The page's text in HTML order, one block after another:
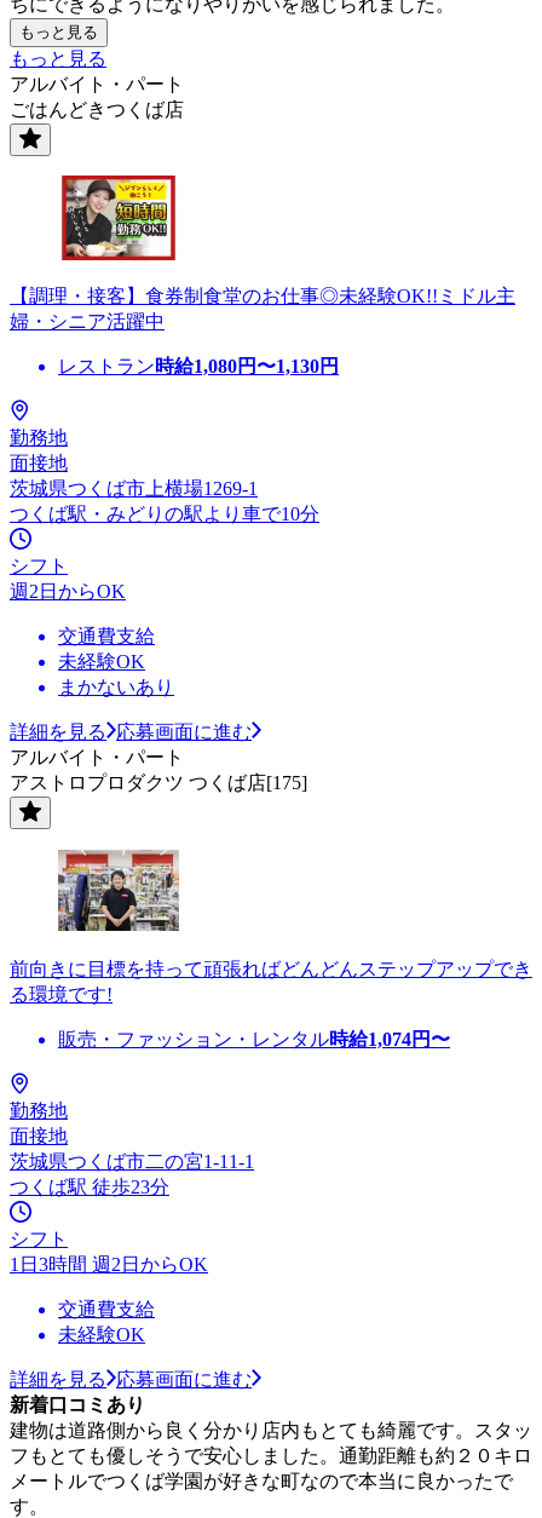
もっと見る
もっと見る
アルバイト・パート
ごはんどきつくば店
【調理・接客】食券制食堂のお仕事◎未経験OK!!ミドル主
婦・シニア活躍中
レストラン時給1,080円〜1,130円
勤務地
面接地
茨城県つくば市上横場1269-1
つくば駅・みどりの駅より車で10分
シフト
週2日からOK
交通費支給
未経験OK
まかないあり
詳細を見る
応募画面に進む
アルバイト・パート
アストロプロダクツ つくば店[175]
前向きに目標を持って頑張ればどんどんステップアップでき
る環境です!
販売・ファッション・レンタル時給1,074円〜
勤務地
面接地
茨城県つくば市二の宮1-11-1
つくば駅 徒歩23分
シフト
1日3時間 週2日からOK
交通費支給
未経験OK
詳細を見る
応募画面に進む
新着口コミあり
建物は道路側から良く分かり店内もとても綺麗です。スタッ
フもとても優しそうで安心しました。通勤距離も約２０キロ
メートルでつくば学園が好きな町なので本当に良かったで
す。